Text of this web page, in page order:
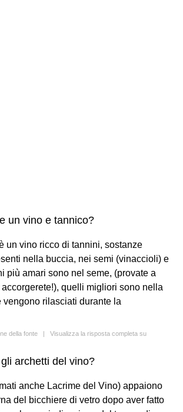
un vino e tannico?
un vino ricco di tannini, sostanze
nella buccia, nei semi (vinaccioli) e
più amari sono nel seme, (provate a
quelli migliori sono nella
vengono rilasciati durante la
della fonte | Visualizza la risposta completa su
archetti del vino?
anche Lacrime del Vino) appaiono
del bicchiere di vetro dopo aver fatto